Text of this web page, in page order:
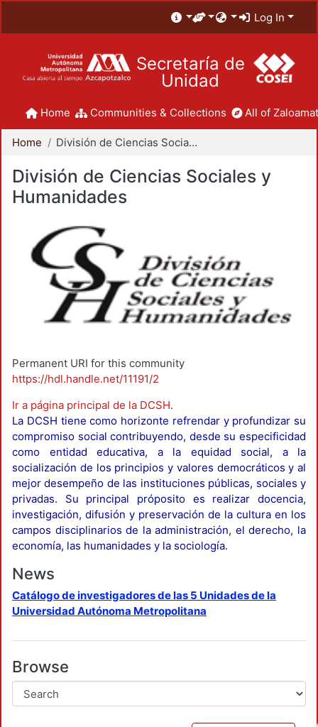
Log In
Secretaría de
Unidad
Home Communities & Collections All of
Home División de Ciencias Sociales y Humanidades
División de Ciencias Sociales y
Humanidades
Permanent URI for this community
https://hdl.handle.net/11191/2
Ir a página principal de la DCSH.
La DCSH tiene como horizonte refrendar y profundizar su
compromiso social contribuyendo, desde su especificidad
como entidad educativa, a la equidad social, a la
socialización de los principios y valores democráticos y al
mejor desempeño de las instituciones públicas, sociales y
privadas. Su principal próposito es realizar docencia,
investigación, difusión y preservación de la cultura en los
campos disciplinarios de la administración, el derecho, la
economía, las humanidades y la sociología.
News
Catálogo de investigadores de las 5 Unidades de la
Universidad Autónoma Metropolitana
Browse